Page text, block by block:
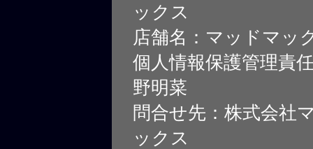
ックス
店舗名：マッドマッ
個人情報保護管理責
野明菜
問合せ先：株式会社
ックス